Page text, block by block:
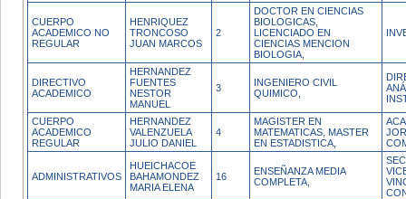
CUERPO
ACADEMICO NO
REGULAR
HENRIQUEZ
TRONCOSO
JUAN MARCOS
2
DOCTOR EN CIENCIAS
BIOLOGICAS,
LICENCIADO EN
CIENCIAS MENCION
BIOLOGIA,
DIRECTIVO
ACADEMICO
HERNANDEZ
FUENTES
NESTOR
MANUEL
3
INGENIERO CIVIL
QUIMICO,
CUERPO
ACADEMICO
REGULAR
HERNANDEZ
VALENZUELA
JULIO DANIEL
4
MAGISTER EN
MATEMATICAS, MASTER
EN ESTADISTICA,
ADMINISTRATIVOS
HUEICHACOE
BAHAMONDEZ
MARIA ELENA
16
ENSEÑANZA MEDIA
COMPLETA,